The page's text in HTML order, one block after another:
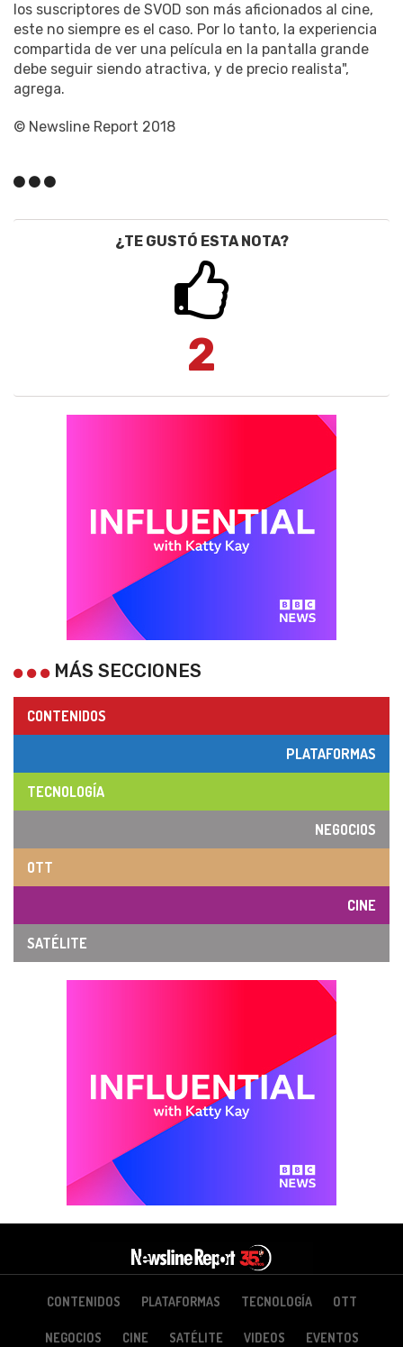
los suscriptores de SVOD son más aficionados al cine,
este no siempre es el caso. Por lo tanto, la experiencia
compartida de ver una película en la pantalla grande
debe seguir siendo atractiva, y de precio realista",
agrega.
© Newsline Report 2018
¿TE GUSTÓ ESTA NOTA?
2
MÁS SECCIONES
CONTENIDOS
PLATAFORMAS
TECNOLOGÍA
NEGOCIOS
OTT
CINE
SATÉLITE
CONTENIDOS PLATAFORMAS TECNOLOGÍA OTT
NEGOCIOS CINE SATÉLITE VIDEOS EVENTOS